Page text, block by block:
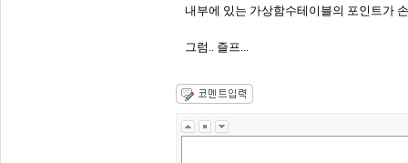
내부에 있는 가상함수테이블의 포인트가
그럼.. 즐프...